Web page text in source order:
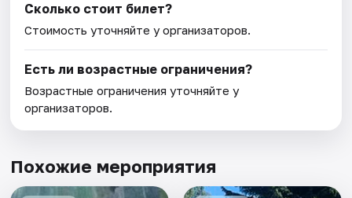
Сколько стоит билет?
Стоимость уточняйте у организаторов.
Есть ли возрастные ограничения?
Возрастные ограничения уточняйте у
организаторов.
Похожие мероприятия